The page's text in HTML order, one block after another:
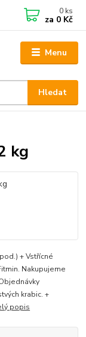
Menu
Hledat
0 ks
za 0 Kč
kg
+ Vstřícné
Nakupujeme
krabic. +
popis